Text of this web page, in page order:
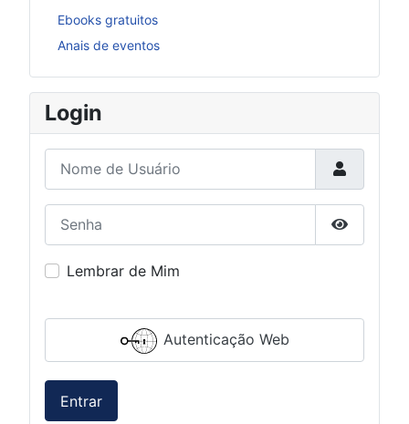
Ebooks gratuitos
Anais de eventos
Login
Nome de Usuário
Mostrar
Lembrar de Mim
Autenticação Web
Entrar